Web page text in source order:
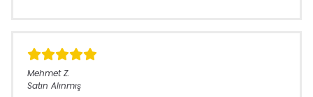
Mehmet Z.
Satın Alınmış